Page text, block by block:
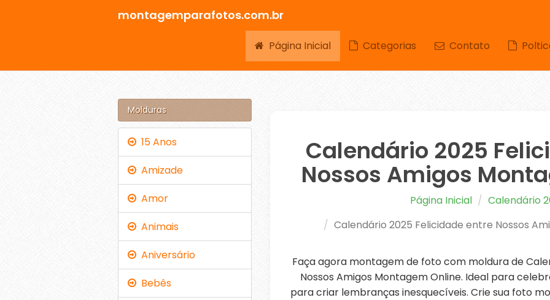
montagemparafotos.com.br
Página Inicial Categorias Contato
Calendário 2025
Nossos Amigos
Página Inicial
Calendário
Calendário 2025 Felicidade entre Nossos
Faça agora montagem de foto com moldura de
Nossos Amigos Montagem Online. Ideal para
para criar lembranças inesquecíveis. Crie sua foto
Molduras
15 Anos
Amizade
Amor
Animais
Aniversário
Bebês